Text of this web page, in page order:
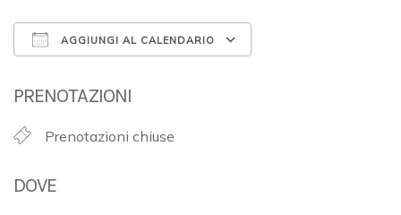
AGGIUNGI AL CALENDARIO
PRENOTAZIONI
Prenotazioni chiuse
DOVE